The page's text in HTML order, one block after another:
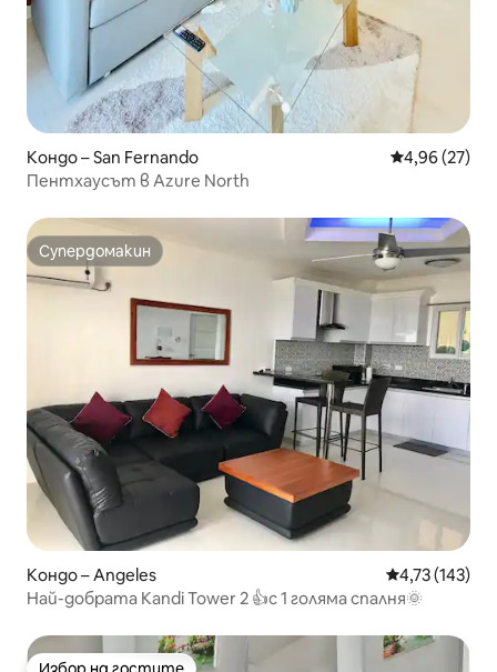
Кондо – San Fernando Средна
4,96 (27)
Пентхаусът в Azure North
Супердомакин
Супердомакин
Кондо – Angeles Средна
4,73 (143)
Най-добрата Kandi Tower 2 👍с 1 голяма спалня🌞